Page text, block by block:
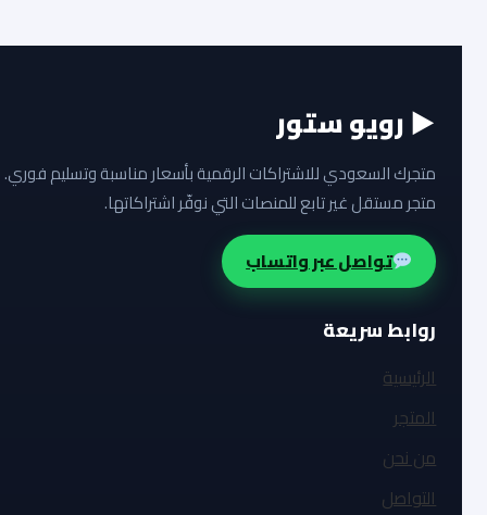
▶ رويو ستور
متجرك السعودي للاشتراكات الرقمية بأسعار مناسبة وتسليم فوري.
متجر مستقل غير تابع للمنصات التي نوفّر اشتراكاتها.
تواصل عبر واتساب
روابط سريعة
الرئيسية
المتجر
من نحن
التواصل